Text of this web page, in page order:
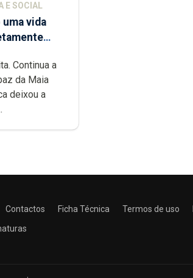
E SOCIAL
uma vida
gosto e
Continua a
da Maia
deixou a
Contactos Ficha Técnica Termos de uso